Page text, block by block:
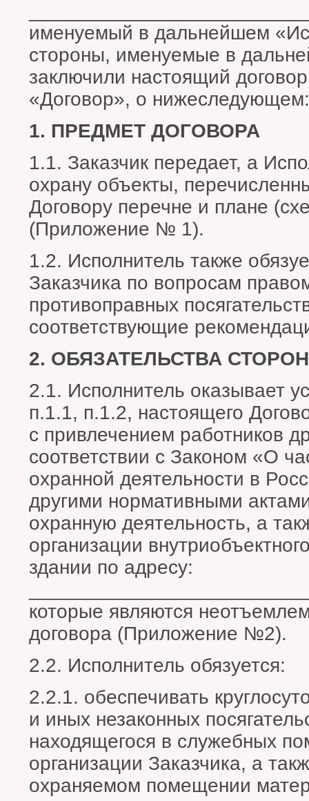
именуемый в дальнейшем
стороны, именуемые в
заключили настоящий
«Договор», о нижеследующем:
1. ПРЕДМЕТ ДОГОВОРА
1.1. Заказчик передает, а
охрану объекты,
Договору перечне и плане
(Приложение № 1).
1.2. Исполнитель также
Заказчика по вопросам
противоправных
соответствующие
2. ОБЯЗАТЕЛЬСТВА СТОРОН
2.1. Исполнитель оказывает
п.1.1, п.1.2, настоящего
с привлечением работников
соответствии с Законом «О
охранной деятельности в
другими нормативными
охранную деятельность, а
организации
здании по адресу:
которые являются
договора (Приложение №2).
2.2. Исполнитель обязуется:
2.2.1. обеспечивать
и иных незаконных
находящегося в служебных
организации Заказчика, а
охраняемом помещении